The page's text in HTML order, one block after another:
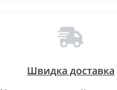
Швидка доставка